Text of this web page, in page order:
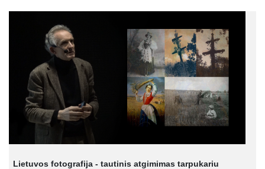
Lietuvos fotografija - tautinis atgimimas tarpukariu